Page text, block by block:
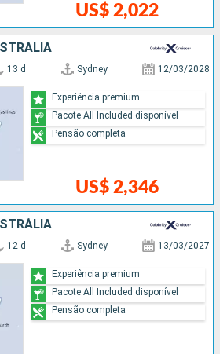
US$ 2,022
13 d Sydney 12/03/2028
US$ 2,346
Experiência premium
Pacote All Included disponível
Pensão completa
12 d Sydney 13/03/2027
Experiência premium
Pacote All Included disponível
Pensão completa